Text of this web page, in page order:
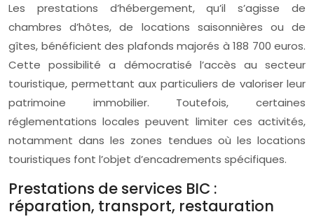
Les prestations d’hébergement, qu’il s’agisse de
chambres d’hôtes, de locations saisonnières ou de
gîtes, bénéficient des plafonds majorés à 188 700 euros.
Cette possibilité a démocratisé l’accès au secteur
touristique, permettant aux particuliers de valoriser leur
patrimoine immobilier. Toutefois, certaines
réglementations locales peuvent limiter ces activités,
notamment dans les zones tendues où les locations
touristiques font l’objet d’encadrements spécifiques.
Prestations de services BIC :
réparation, transport, restauration